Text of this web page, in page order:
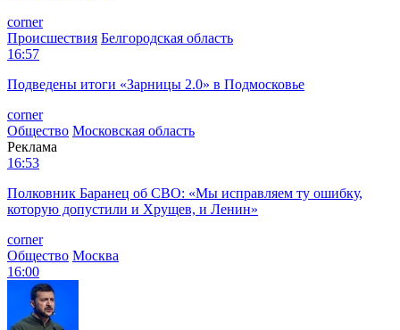
corner
Происшествия Белгородская область
16:57
Подведены итоги «Зарницы 2.0» в Подмосковье
corner
Общество Московская область
Реклама
16:53
Полковник Баранец об СВО: «Мы исправляем ту ошибку,
которую допустили и Хрущев, и Ленин»
corner
Общество Москва
16:00